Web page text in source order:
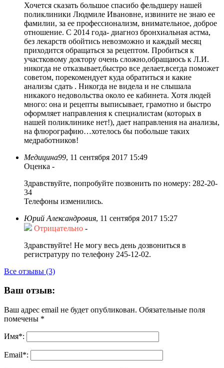
Хочется сказать большое спасибо фельдшеру нашей
поликлиники Людмиле Ивановне, извините не знаю ее
фамилии, за ее профессионализм, внимательное, доброе
отношение. С 2014 года- диагноз бронхиальная астма,
без лекарств обойтись невозможно и каждый месяц
приходится обращаться за рецептом. Пробиться к
участковому доктору очень сложно,обращаюсь к Л.И.
никогда не отказывает,быстро все делает,всегда поможет
советом, порекомендует куда обратиться и какие
анализы сдать . Никогда не видела и не слышала
никакого недовольства около ее кабинета. Хотя людей
много: она и рецепты выписывает, грамотно и быстро
оформляет направления к специалистам (которых в
нашей поликлинике нет!), дает направления на анализы,
на флюрографию…хотелось бы побольше таких
медработников!
Медицина99, 11 сентября 2017 15:49
Оценка -
Здравствуйте, попробуйте позвонить по номеру: 282-20-
34
Телефоны изменились.
Юрий Александровия, 11 сентября 2017 15:27
Отрицательно -
Здравствуйте! Не могу весь день дозвониться в
регистратуру по телефону 245-12-02.
Все отзывы (3)
Ваш отзыв:
Ваш адрес email не будет опубликован. Обязательные поля
помечены *
Имя*:
Email*: